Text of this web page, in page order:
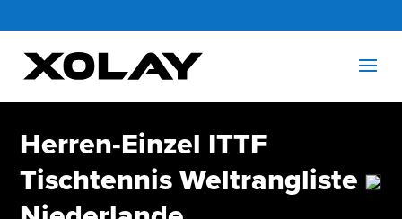
Herren-Einzel ITTF
Tischtennis Weltrangliste